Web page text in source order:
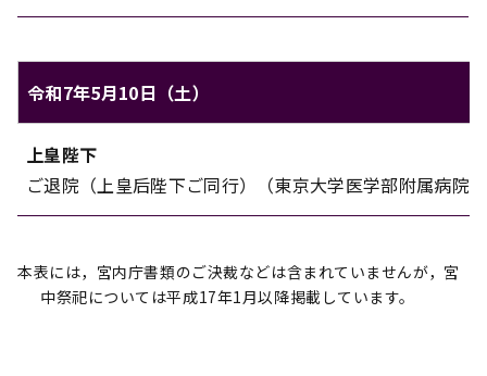
令和7年5月10日（土）
対象 内容
上皇陛下
ご退院（上皇后陛下ご同行）（東京大学医学部附属病院
本表には，宮内庁書類のご決裁などは含まれていませんが，宮
中祭祀については平成17年1月以降掲載しています。